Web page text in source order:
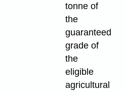
tonne of
the
guaranteed
grade of
the
eligible
agricultural